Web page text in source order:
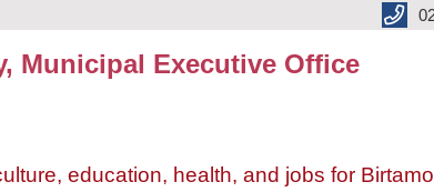
Municipal Executive Office
education, health, and jobs for